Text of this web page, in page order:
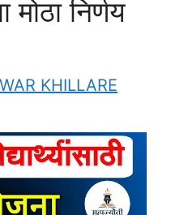
निर्णय
KHILLARE